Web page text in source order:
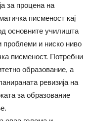
за процена на
писменост кај
основните училишта
проблеми и ниско ниво
писменост. Потребни
образование, а
ревизија на
за образование